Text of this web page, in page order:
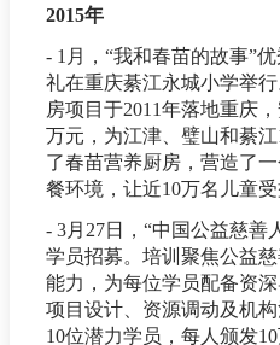
2015年
- 1月，“我和春苗的故事”
礼在重庆綦江永城小学举
房项目于2011年落地重庆
万元，为江津、璧山和綦
了春苗营养厨房，营造了
餐环境，让近10万名儿童受
- 3月27日，“中国公益慈善
学员招募。培训聚焦公益
能力，为每位学员配备资
项目设计、资源调动及机
10位潜力学员，每人颁发